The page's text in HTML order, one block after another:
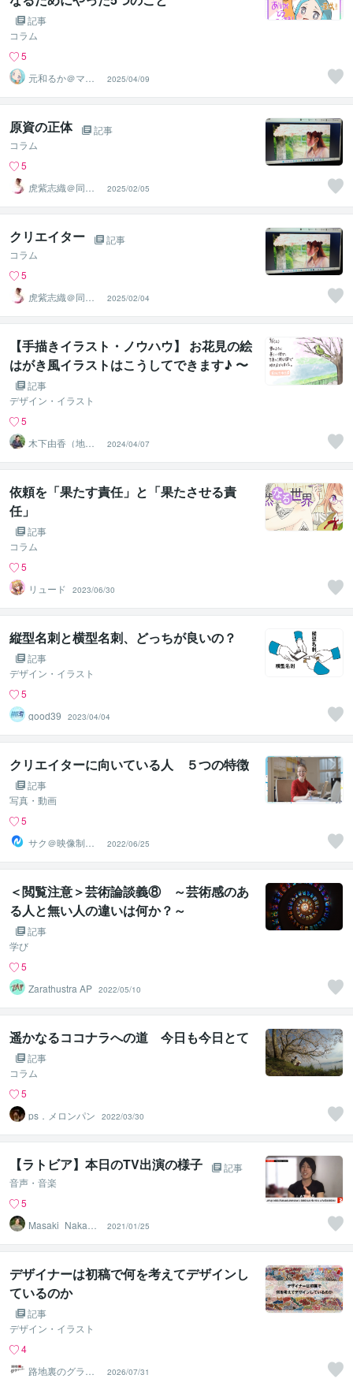
記事
コラム
5
元和るか＠マル
チクリエイター
2025/04/09
原資の正体
記事
コラム
5
虎紫志織＠同じ
目線の『駆け込
み寺』
2025/02/05
クリエイター
記事
コラム
5
虎紫志織＠同じ
目線の『駆け込
み寺』
2025/02/04
【手描きイラスト・ノウハウ】 お花見の絵
はがき風イラストはこうしてできます♪ 〜
桜とメジロ〜
記事
デザイン・イラスト
5
木下由香（地域
繋がり手描きデ
ザイナー）
2024/04/07
依頼を「果たす責任」と「果たさせる責
任」
記事
コラム
5
リュード
2023/06/30
縦型名刺と横型名刺、どっちが良いの？
記事
デザイン・イラスト
5
good39
2023/04/04
クリエイターに向いている人 ５つの特徴
記事
写真・動画
5
サク＠映像制作
とPodcast
2022/06/25
＜閲覧注意＞芸術論談義⑧ ～芸術感のあ
る人と無い人の違いは何か？～
記事
学び
5
Zarathustra AP 2022/05/10
遥かなるココナラへの道 今日も今日とて
記事
コラム
5
ps．メロンパン
2022/03/30
【ラトビア】本日のTV出演の様子
記事
音声・音楽
5
Masaki_Nakaga
2021/01/25
デザイナーは初稿で何を考えてデザインし
ているのか
記事
デザイン・イラスト
4
路地裏のグラフ
ィティ
2026/07/31